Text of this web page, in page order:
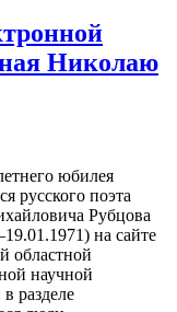
Николаю
юбилея
русского поэта
Рубцова
на сайте
областной
научной
разделе